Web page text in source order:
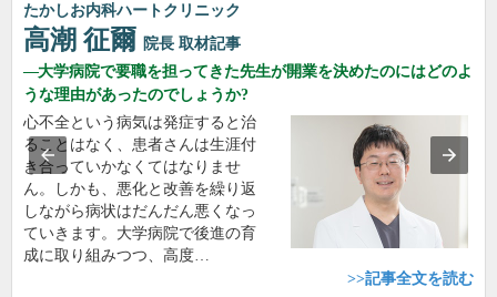
たかしお内科ハートクリニック
高潮 征爾 院長 取材記事
大学病院で要職を担ってきた先生が開業を決めたのにはどのよ
うな理由があったのでしょうか?
心不全という病気は発症すると治
ることはなく、患者さんは生涯付
き合っていかなくてはなりませ
ん。しかも、悪化と改善を繰り返
しながら病状はだんだん悪くなっ
ていきます。大学病院で後進の育
成に取り組みつつ、高度…
>>記事全文を読む